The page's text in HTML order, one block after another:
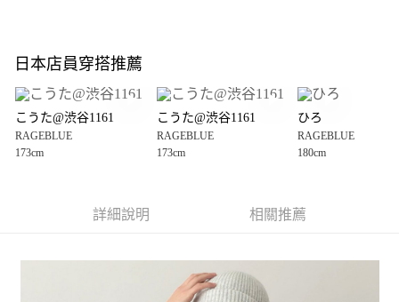
全盈+PAY
大哥付你分期
【大哥付你分期使用說明】
1.本服務由台灣大哥大提供，台灣大哥大用戶可立即使用無須另外申請。
2.付款方式選擇「大哥付你分期」，訂單成立後會自動跳轉到大哥付的交易
3.實際核准額度、可分期數及費用金額請依後續交易確認頁面所載為準。
4.訂單成立30分鐘內，如未前往確認交易或遇審核未通過，訂單將自動取
1.分期款項不併入電信帳單，「大哥付你分期」於每月結算日後寄送繳費提
AFTEE先享後付
３．安心：先確認商品／服務後，再付款。
【「AFTEE先享後付」結帳流程】
每筆NT$80，滿NT$888(含以上)免運費
日本店員穿搭推薦
こうた@渋谷1161
RAGEBLUE
173cm
こうた@渋谷1161
RAGEBLUE
173cm
ひろ
RAGEBLUE
180cm
詳細說明 相關推薦